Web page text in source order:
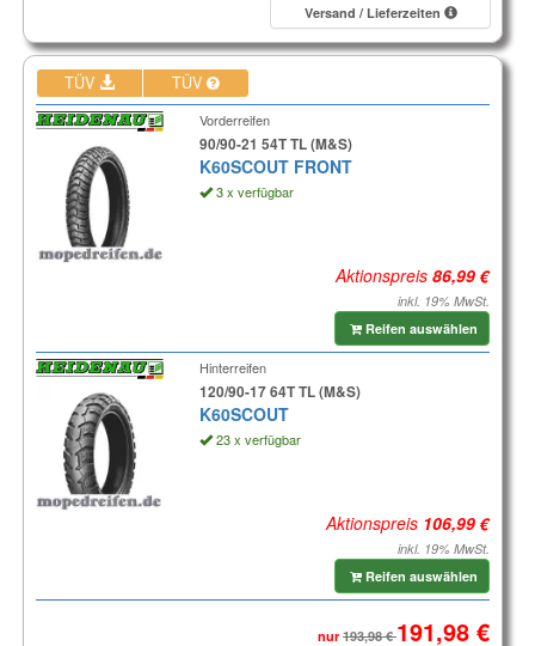
Versand / Lieferzeiten
TÜV TÜV
Vorderreifen
90/90-21 54T TL (M&S)
K60SCOUT FRONT
3 x verfügbar
Aktionspreis
inkl. 19% MwSt.
Reifen auswählen
Hinterreifen
120/90-17 64T TL (M&S)
K60SCOUT
23 x verfügbar
Aktionspreis
inkl. 19% MwSt.
Reifen auswählen
nur